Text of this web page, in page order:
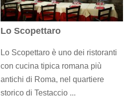
Lo Scopettaro
Lo Scopettaro è uno dei ristoranti
con cucina tipica romana più
antichi di Roma, nel quartiere
storico di Testaccio ...